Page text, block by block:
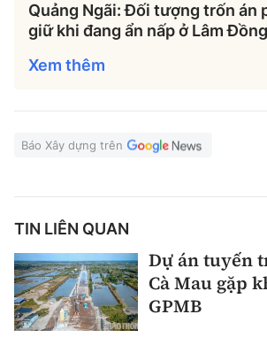
Quảng Ngãi: Đối tượng trốn án
giữ khi đang ẩn nấp ở Lâm Đồng
Xem thêm
Báo Xây dựng trên
TIN LIÊN QUAN
Dự án tuyến
Cà Mau gặp
GPMB